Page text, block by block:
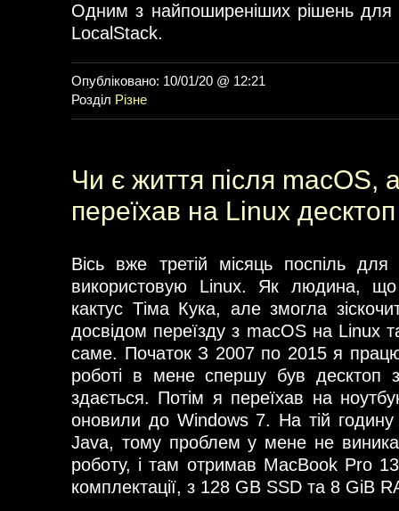
Одним з найпоширеніших рішень для
LocalStack.
Опубліковано: 10/01/20 @ 12:21
Розділ Різне
Чи є життя після macOS,
переїхав на Linux
Вісь вже третій місяць поспіль
використовую Linux. Як людина, що
кактус Тіма Кука, але змогла
досвідом переїзду з macOS на Linux
саме. Початок З 2007 по 2015 я
роботі в мене спершу був десктоп
здається. Потім я переїхав на
оновили до Windows 7. На тій
Java, тому проблем у мене не
роботу, і там отримав MacBook Pro
комплектації, з 128 GB SSD та 8 GiB